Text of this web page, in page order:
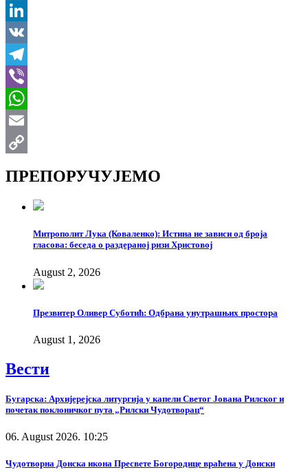
X
LinkedIn
VK
Telegram
Viber
WhatsApp
Email
ПРЕПОРУЧУЈЕМО
Митрополит Лука (Коваленко): Истина не зависи од броја
гласова: беседа о раздераној ризи Христовој
August 2, 2026
Презвитер Оливер Суботић: Одбрана унутрашњих простора
August 1, 2026
Вести
Бугарска: Архијерејска литургија у капели Светог Јована Рилског и
почетак поклоничког пута „Рилски Чудотворац“
06. August 2026. 10:25
Чудотворна Донска икона Пресвете Богородице враћена у Донски